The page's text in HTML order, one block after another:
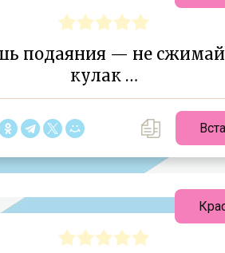
подаяния — не
кулак …